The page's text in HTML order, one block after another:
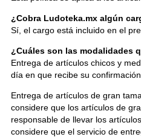
¿Cobra Ludoteka.mx algún
Sí, el cargo está incluido en el
¿Cuáles son las modalidades
Entrega de artículos chicos y
día en que recibe su
Entrega de artículos de gran
considere que los artículos de
responsable de llevar los
considere que el servicio de